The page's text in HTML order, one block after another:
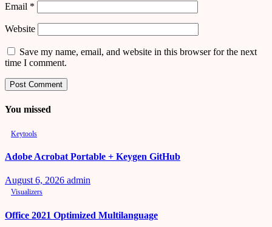
Email *
Website
Save my name, email, and website in this browser for the next
time I comment.
You missed
Keytools
Adobe Acrobat Portable + Keygen GitHub
August 6, 2026 admin
Visualizers
Office 2021 Optimized Multilanguage